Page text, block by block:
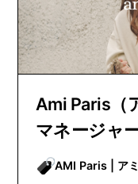
Ami Paris（
マネージャ
AMI